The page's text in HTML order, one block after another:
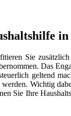
in
Sie
Das
geltend
Wichtig
Sie Ihre